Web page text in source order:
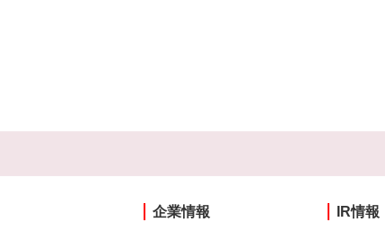
企業情報 IR情報